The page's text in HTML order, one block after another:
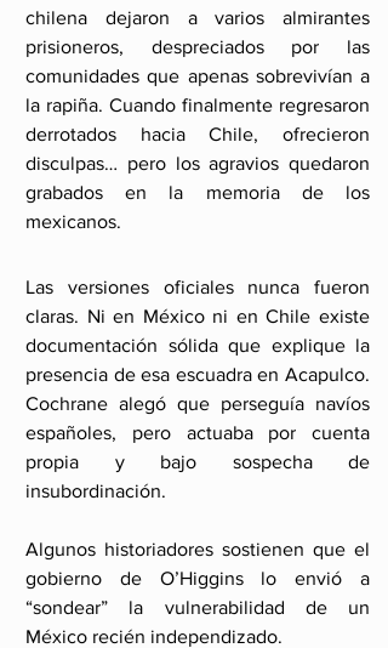
chilena dejaron a varios almirantes
prisioneros, despreciados por las
comunidades que apenas sobrevivían a
la rapiña. Cuando finalmente regresaron
derrotados hacia Chile, ofrecieron
disculpas… pero los agravios quedaron
grabados en la memoria de los
mexicanos.
Las versiones oficiales nunca fueron
claras. Ni en México ni en Chile existe
documentación sólida que explique la
presencia de esa escuadra en Acapulco.
Cochrane alegó que perseguía navíos
españoles, pero actuaba por cuenta
propia y bajo sospecha de
insubordinación.
Algunos historiadores sostienen que el
gobierno de O’Higgins lo envió a
“sondear” la vulnerabilidad de un
México recién independizado.